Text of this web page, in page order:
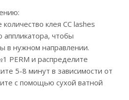
клея СС lashes
чтобы
в нужном направлении.
PERM и распределите
5-8 минут в зависимости от
с помощью сухой ватной